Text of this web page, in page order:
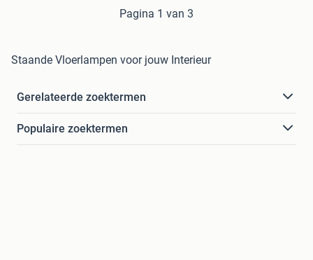
Pagina 1 van 3
Staande Vloerlampen voor jouw Interieur
Gerelateerde zoektermen
Populaire zoektermen